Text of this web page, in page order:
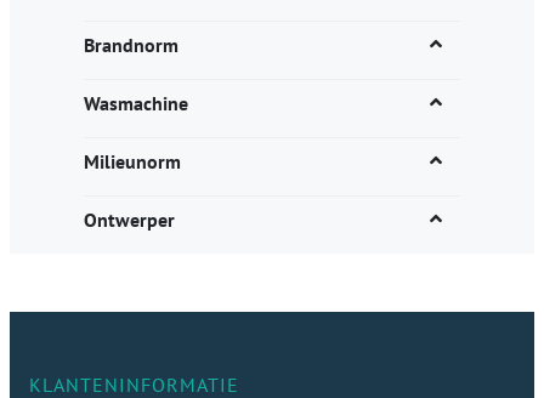
Brandnorm
Wasmachine
Milieunorm
Ontwerper
KLANTENINFORMATIE